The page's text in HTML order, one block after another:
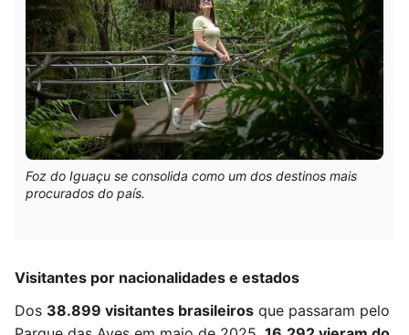
Foz do Iguaçu se consolida como um dos destinos mais
procurados do país.
Visitantes por nacionalidades e estados
Dos 38.899 visitantes brasileiros que passaram pelo